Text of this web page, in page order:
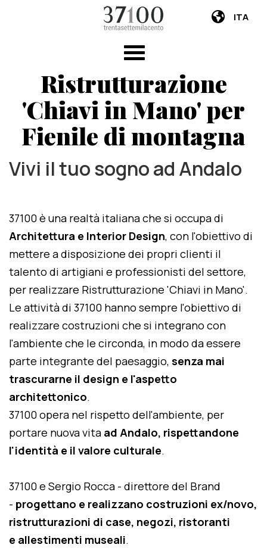
ITA
Ristrutturazione
'Chiavi in Mano' per
Fienile di montagna
Vivi il tuo sogno ad Andalo
37100 è una realtà italiana che si occupa di
Architettura e Interior Design, con l'obiettivo di
mettere a disposizione dei propri clienti il
talento di artigiani e professionisti del settore,
per realizzare Ristrutturazione 'Chiavi in Mano'.
Le attività di 37100 hanno sempre l'obiettivo di
realizzare costruzioni che si integrano con
l'ambiente che le circonda, in modo da essere
parte integrante del paesaggio, senza mai
trascurarne il design e l'aspetto
architettonico.
37100 opera nel rispetto dell'ambiente, per
portare nuova vita ad Andalo, rispettandone
l'identità e il valore culturale.
37100 e Sergio Rocca - direttore del Brand
- progettano e realizzano costruzioni ex/novo,
ristrutturazioni di case, negozi, ristoranti
e allestimenti museali.